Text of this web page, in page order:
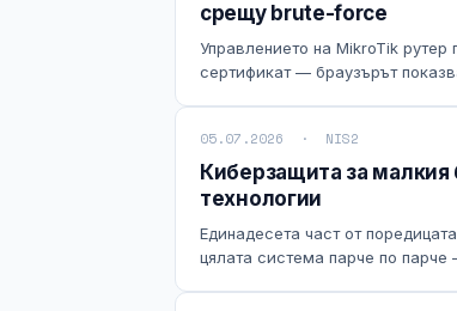
срещу brute-force
Управлението на MikroTik
сертификат — браузърът
05.07.2026 · NIS2
Киберзащита за малкия
технологии
Единадесета част от
цялата система парче по парче